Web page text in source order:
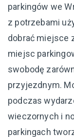
parkingów we
z potrzebami
dobrać miejsce
miejsc
swobodę
przyjezdnym.
podczas
wieczornych i
parkingach